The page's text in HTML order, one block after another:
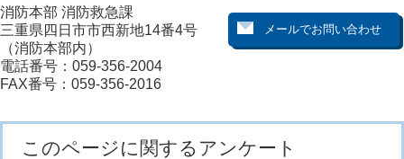
消防本部 消防救急課
三重県四日市市西新地14番4号
（消防本部内）
電話番号：059-356-2004
FAX番号：059-356-2016
このページに関するアンケート